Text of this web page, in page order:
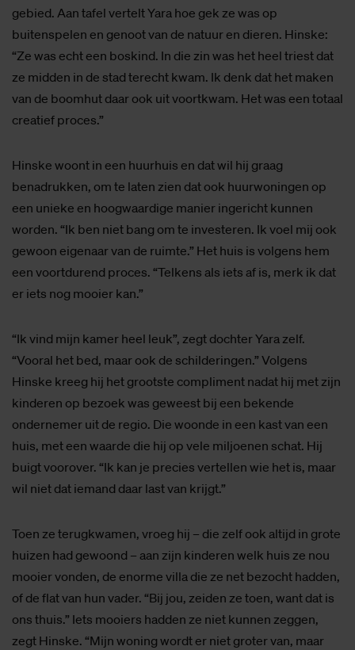
gebied. Aan tafel vertelt Yara hoe gek ze was op
buitenspelen en genoot van de natuur en dieren. Hinske:
“Ze was echt een boskind. In die zin was het heel triest dat
ze midden in de stad terecht kwam. Ik denk dat het maken
van de boomhut daar ook uit voortkwam. Het was een totaal
creatief proces.”
Hinske woont in een huurhuis en dat wil hij graag
benadrukken, om te laten zien dat ook huurwoningen op
een unieke en hoogwaardige manier ingericht kunnen
worden. “Ik ben niet bang om te investeren. Ik voel mij ook
gewoon eigenaar van de ruimte.” Het huis is volgens hem
een voortdurend proces. “Telkens als iets af is, merk ik dat
er iets nog mooier kan.”
“Ik vind mijn kamer heel leuk”, zegt dochter Yara zelf.
“Vooral het bed, maar ook de schilderingen.” Volgens
Hinske kreeg hij het grootste compliment nadat hij met zijn
kinderen op bezoek was geweest bij een bekende
ondernemer uit de regio. Die woonde in een kast van een
huis, met een waarde die hij op vele miljoenen schat. Hij
buigt voorover. “Ik kan je precies vertellen wie het is, maar
wil niet dat iemand daar last van krijgt.”
Toen ze terugkwamen, vroeg hij – die zelf ook altijd in grote
huizen had gewoond – aan zijn kinderen welk huis ze nou
mooier vonden, de enorme villa die ze net bezocht hadden,
of de flat van hun vader. “Bij jou, zeiden ze toen, want dat is
ons thuis.” Iets mooiers hadden ze niet kunnen zeggen,
zegt Hinske. “Mijn woning wordt er niet groter van, maar